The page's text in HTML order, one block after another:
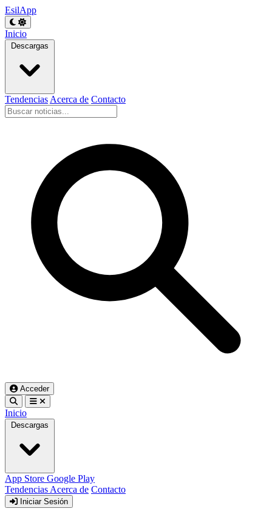
EsilApp
Inicio
Descargas
Tendencias Acerca de Contacto
Acceder
Inicio
Descargas
App Store Google Play
Tendencias Acerca de Contacto
Iniciar Sesión